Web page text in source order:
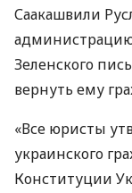
Саакашвили
Зеленского
вернуть ему
«Все юристы
украинского
Конституции